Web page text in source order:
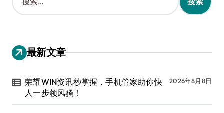
索
：
最新文章
荣耀WIN资讯秒掌握，手机管家助你快
人一步领风骚！
2026年8月8日